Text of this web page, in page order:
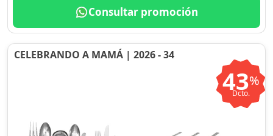
Consultar promoción
CELEBRANDO A MAMÁ | 2026 - 34
43%
Dcto.